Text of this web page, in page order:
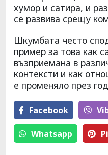
хумор и сатира, и
се развива срещу
Шкумбата често
пример за това как
възприемана в
контексти и как
е променяло през
Facebook
Whatsapp